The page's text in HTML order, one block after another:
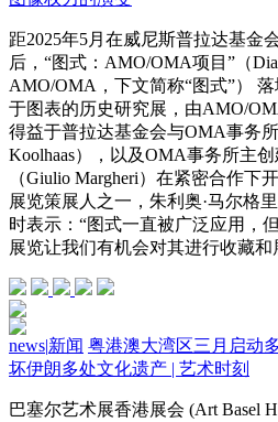
距2025年5月在威尼斯普拉达基金
后，“图式：AMO/OMA项目”（
AMO/OMA，下文简称“图式”）
于图表的历史研究展，由AMO/
得益于普拉达基金会与OMA事务
Koolhaas），以及OMA事务所主
（Giulio Margheri）在紧密合作下
展览策展人之一，朱利奥·马尔格
时表示：“图式一直被广泛应用，
展览让我们有机会对其进行收藏和
news|新闻 粤港澳大湾区三月启动
坏伊朗多处文化遗产 | 艺术时刻
巴塞尔艺术展香港展会 (Art Basel